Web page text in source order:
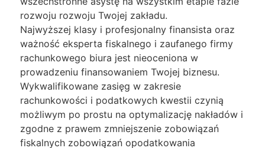
rozwoju rozwoju Twojej zakładu.
Najwyższej klasy i profesjonalny finansista oraz
ważność eksperta fiskalnego i zaufanego firmy
rachunkowego biura jest nieoceniona w
prowadzeniu finansowaniem Twojej biznesu.
Wykwalifikowane zasięg w zakresie
rachunkowości i podatkowych kwestii czynią
możliwym po prostu na optymalizację nakładów i
zgodne z prawem zmniejszenie zobowiązań
fiskalnych zobowiązań opodatkowania